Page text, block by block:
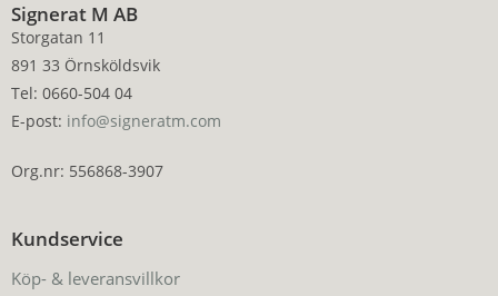
Signerat M AB
Storgatan 11
891 33 Örnsköldsvik
Tel: 0660-504 04
E-post: info@signeratm.com
Org.nr: 556868-3907
Kundservice
Köp- & leveransvillkor